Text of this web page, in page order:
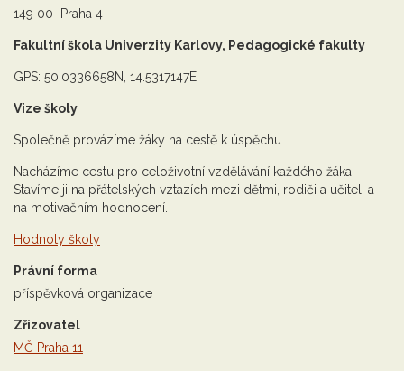
149 00 Praha 4
Fakultní škola Univerzity Karlovy, Pedagogické fakulty
GPS: 50.0336658N, 14.5317147E
Vize školy
Společně provázíme žáky na cestě k úspěchu.
Nacházíme cestu pro celoživotní vzdělávání každého žáka.
Stavíme ji na přátelských vztazích mezi dětmi, rodiči a učiteli a
na motivačním hodnocení.
Hodnoty školy
Právní forma
příspěvková organizace
Zřizovatel
MČ Praha 11